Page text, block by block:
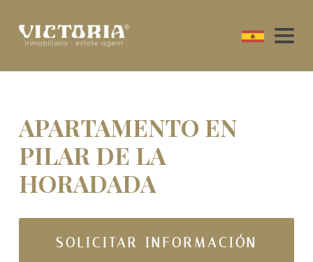
APARTAMENTO EN
PILAR DE LA
HORADADA
SOLICITAR INFORMACIÓN